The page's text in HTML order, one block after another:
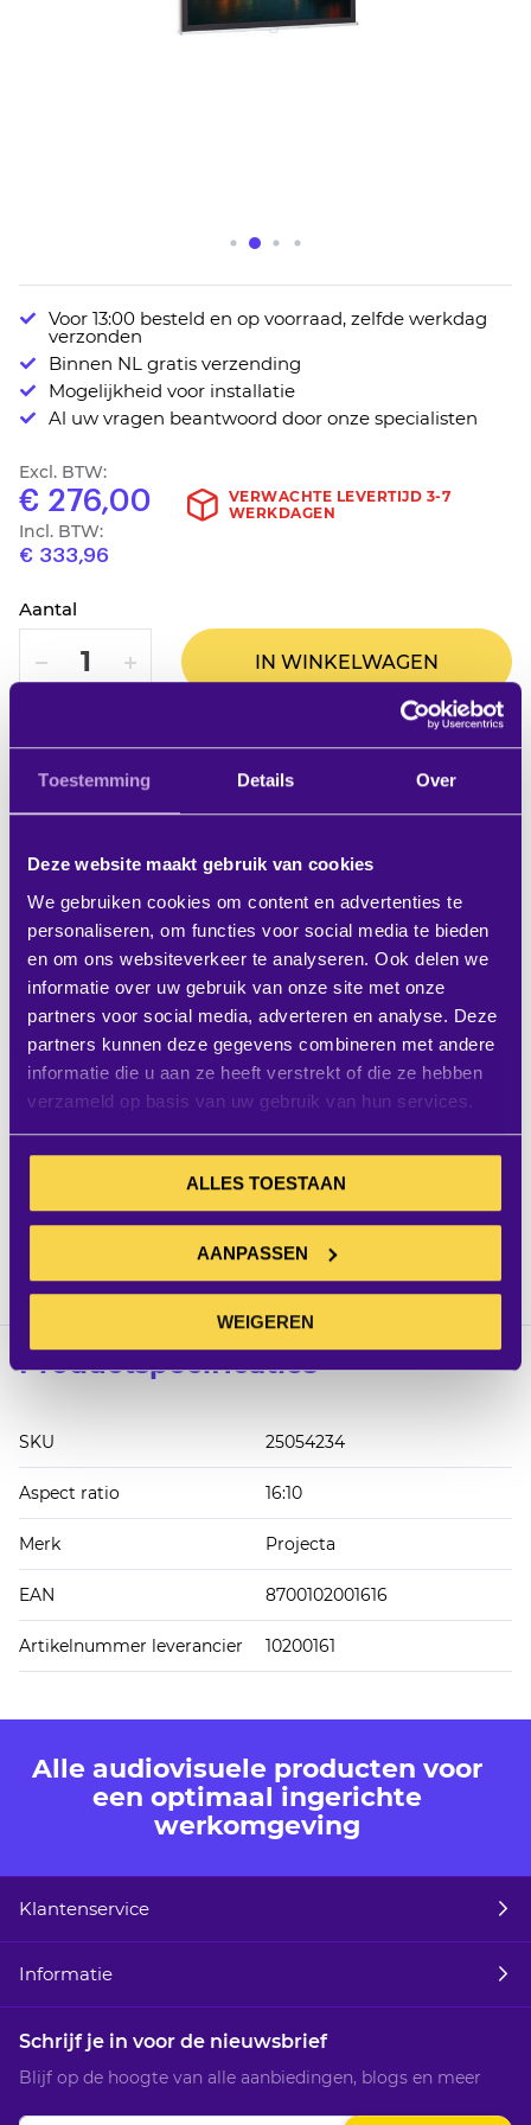
Toestemming Details Over
Deze website maakt gebruik van cookies
We gebruiken cookies om content en advertenties te
personaliseren, om functies voor social media te bieden
en om ons websiteverkeer te analyseren. Ook delen we
informatie over uw gebruik van onze site met onze
partners voor social media, adverteren en analyse. Deze
partners kunnen deze gegevens combineren met andere
informatie die u aan ze heeft verstrekt of die ze hebben
verzameld op basis van uw gebruik van hun services.
ALLES TOESTAAN
AANPASSEN
WEIGEREN
naar
het
begin
van
afbeeldingen-
gallerij
Voor 13:00 besteld en op voorraad, zelfde werkdag
verzonden
Binnen NL gratis verzending
Mogelijkheid voor installatie
Al uw vragen beantwoord door onze specialisten
Excl. BTW:
€ 276,00
Incl. BTW:
€ 333,96
VERWACHTE LEVERTIJD 3-7
WERKDAGEN
Aantal
VERLAAG VERHOOG IN WINKELWAGEN
2%
BETALINGEN MET IDEAL!
MEER STUKS? VRAAG OFFERTE AAN
Op verlanglijstje
Productbeschrijving
Professioneel handbediend projectiescherm, leverbaar
in verschillende aspect ratio's en doeksoorten. - Dankzij
een soepel veermechanisme kan het projectiedoek snel
en soepel in- en uitgerold worden. - Voor de gewenste
afstelling van de hoogte blokkeert het scherm bij het
aan wand of plafond dankzij het Easy Install systeem. -
De koker en het projectiedoek zijn exact op maat te
maken; de koker en onderbalk zijn in iedere gewenste
kleur leverbaar voor een optimale integratie in elk
Productspecificaties
SKU 25054234
Aspect ratio 16:10
Merk Projecta
EAN 8700102001616
Artikelnummer leverancier 10200161
Alle audiovisuele producten voor
een optimaal ingerichte
werkomgeving
Klantenservice
Informatie
Schrijf je in voor de nieuwsbrief
Blijf op de hoogte van alle aanbiedingen, blogs en meer